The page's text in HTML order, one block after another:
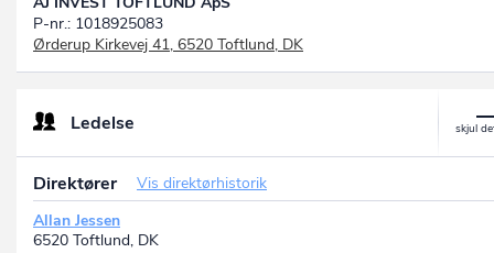
P-nr.: 1018925083
Ørderup Kirkevej 41, 6520 Toftlund, DK
Ledelse
Direktører
Vis direktørhistorik
Allan Jessen
6520 Toftlund, DK